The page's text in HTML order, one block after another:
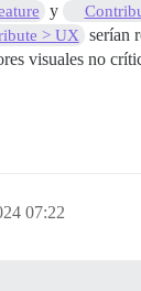
y
> UX serían
visuales no
07:22